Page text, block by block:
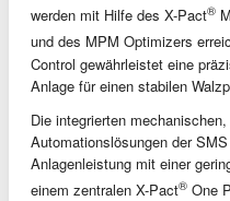
werden mit Hilfe des X-Pact®
und des MPM Optimizers
Control gewährleistet eine
Anlage für einen stabilen
Die integrierten
Automationslösungen der
Anlagenleistung mit einer
einem zentralen X-Pact® One